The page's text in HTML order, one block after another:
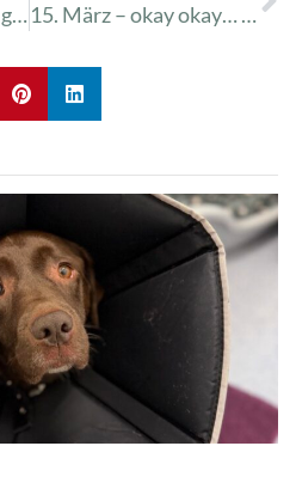
13. März – und weiter gehtÂ´s auf der anderen Seite ;-) 15. März – okay okay… 100 Meter sind mega viel :-)